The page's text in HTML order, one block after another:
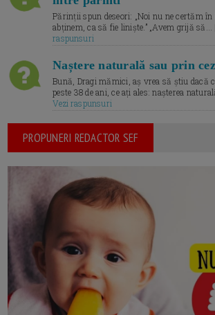
Părinții spun deseori: „Noi nu ne certăm în
abținem, ca să fie liniște.” „Avem grijă să... |
raspunsuri
Naștere naturală sau prin
Bună, Dragi mămici, aș vrea să știu dacă
peste 38 de ani, ce ați ales: nașterea
Vezi raspunsuri
PROPUNERI REDACTOR SEF